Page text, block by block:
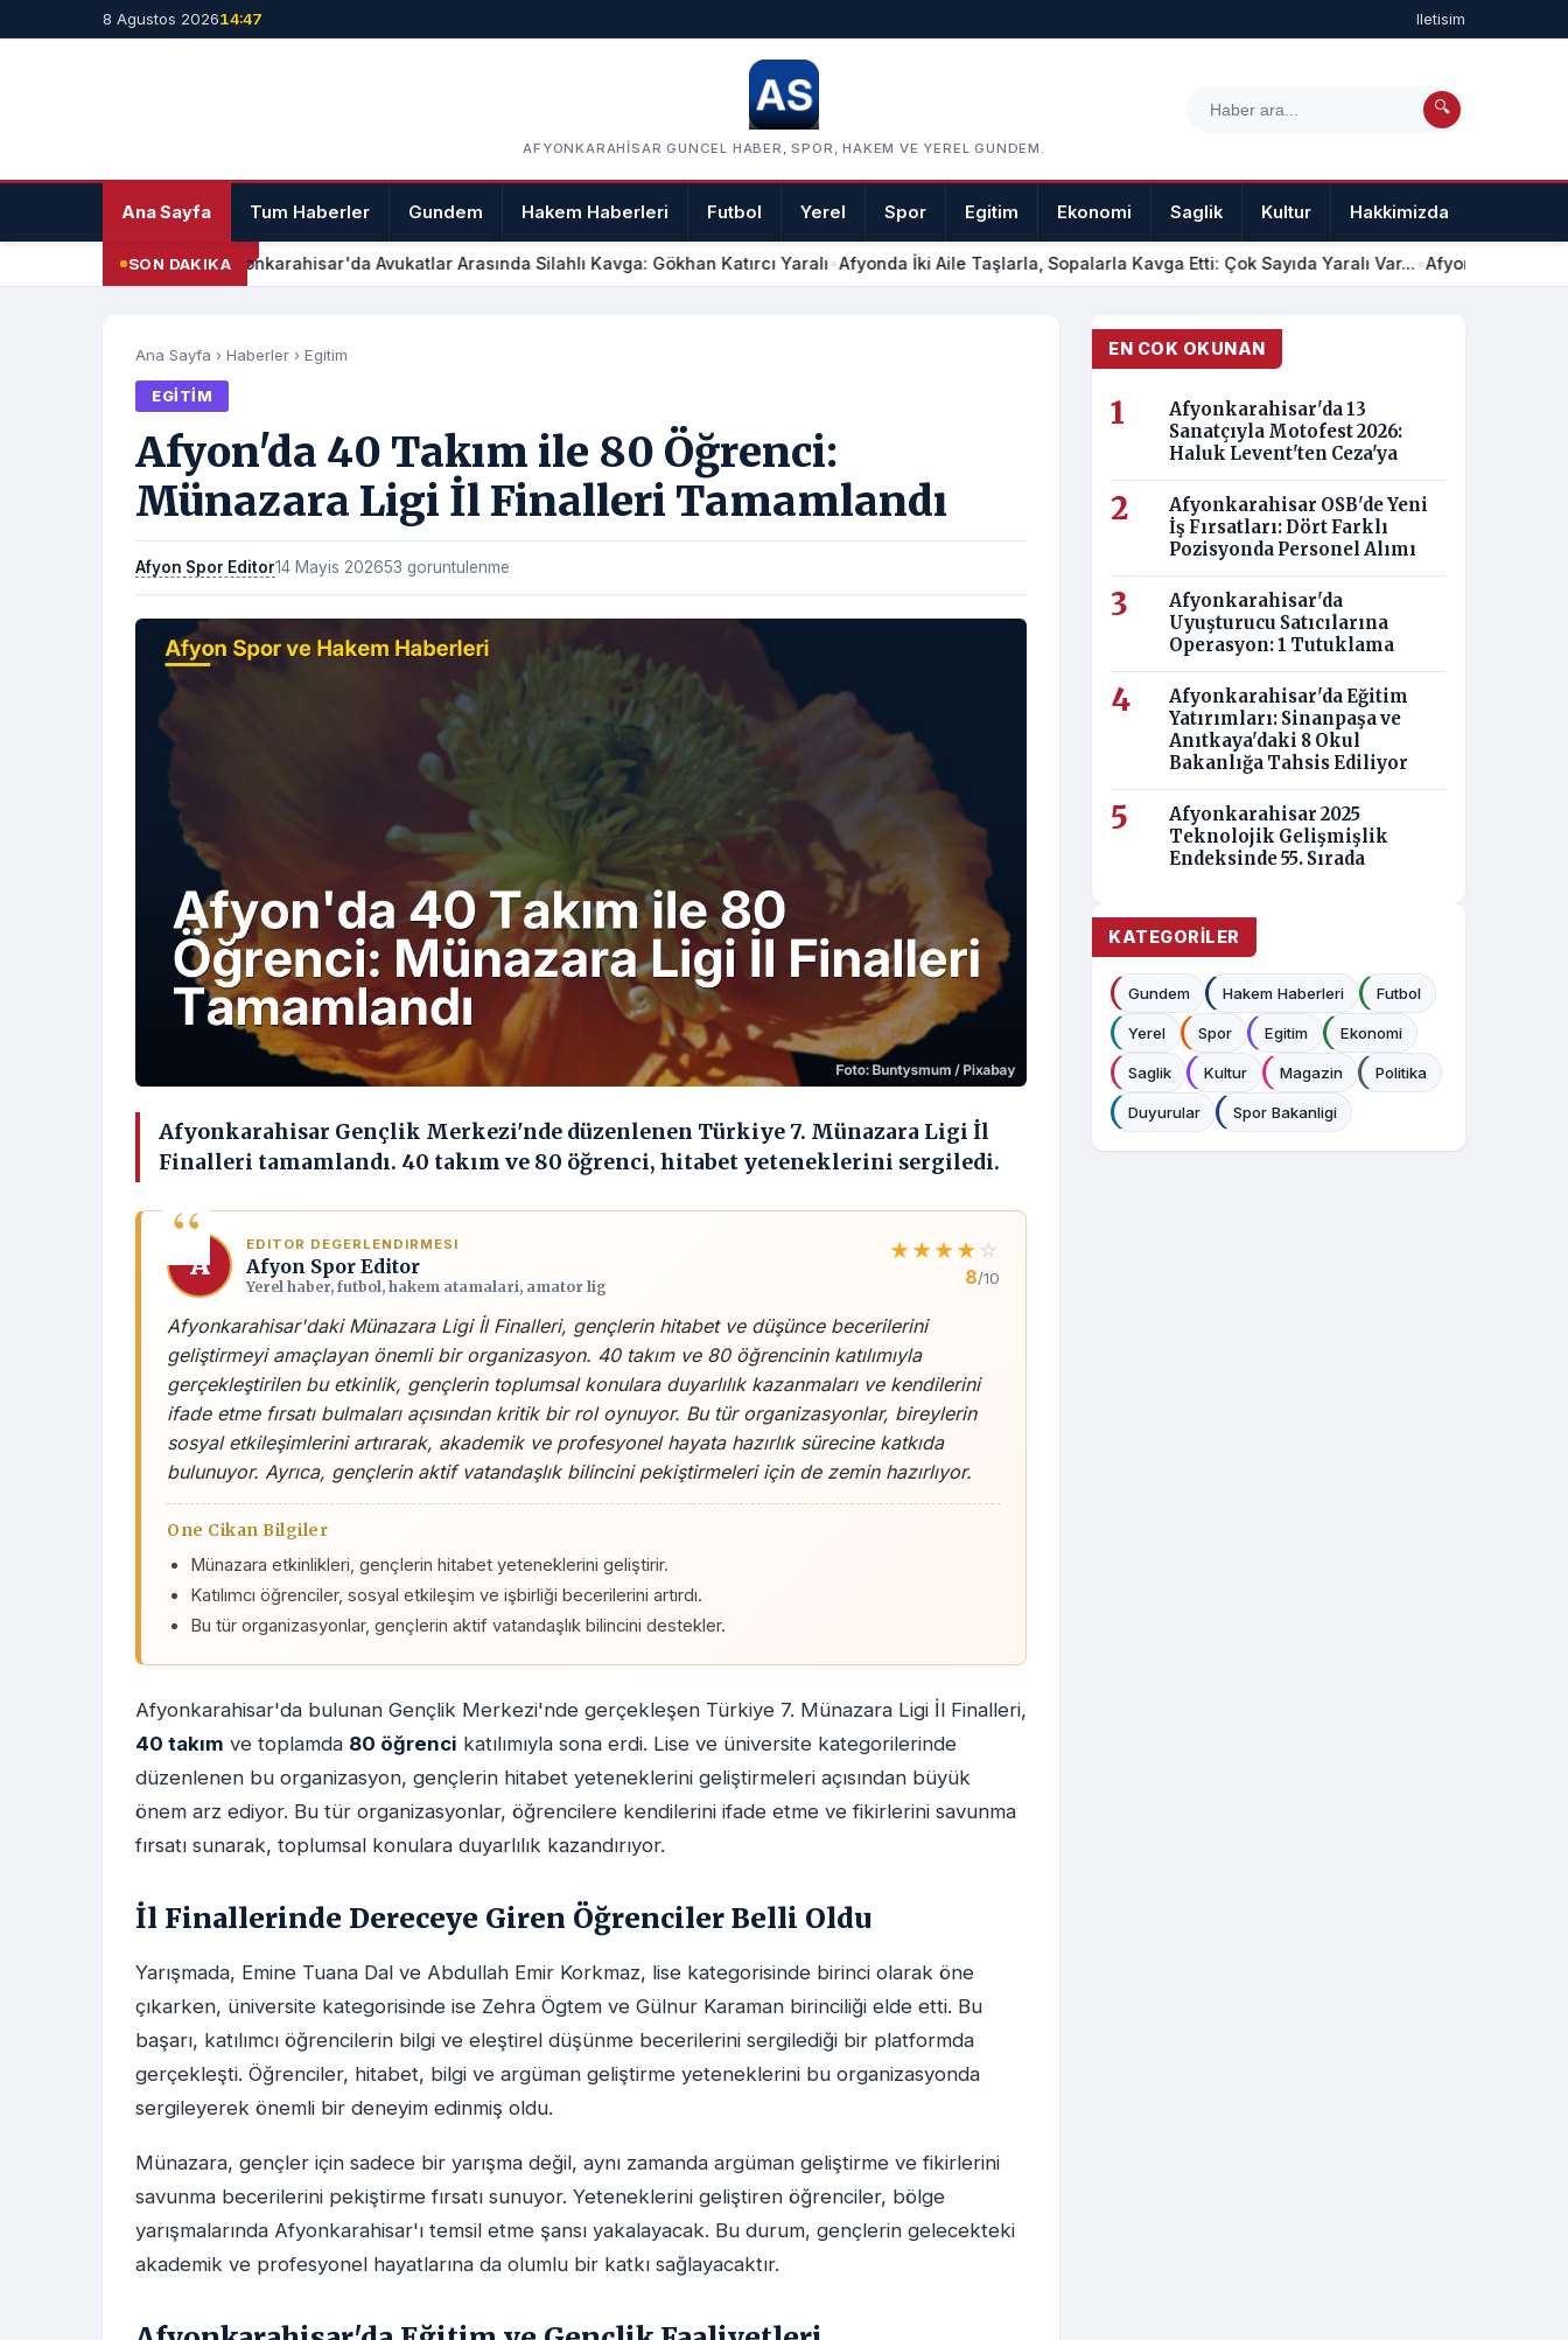
8 Agustos 202614:47 Iletisim
AFYONKARAHISAR GUNCEL HABER, SPOR, HAKEM VE YEREL GUNDEM.
🔍
Ana Sayfa Tum Haberler Gundem Hakem Haberleri Futbol Yerel Spor Egitim Ekonomi Saglik Kultur Hakkimizda
SON DAKIKAAfyonkarahisar'da Avukatlar Arasında Silahlı Kavga: Gökhan Katırcı Yaralı•Afyonda İki Aile Taşlarla, Sopalarla Kavga Etti: Çok Sayıda Yaralı Var...•Afyon Işıklar'da 4
Ana Sayfa › Haberler › Egitim
EGITIM
Afyon'da 40 Takım ile 80 Öğrenci:
Münazara Ligi İl Finalleri Tamamlandı
Afyon Spor Editor14 Mayis 202653 goruntulenme
Afyonkarahisar Gençlik Merkezi'nde düzenlenen Türkiye 7. Münazara Ligi İl
Finalleri tamamlandı. 40 takım ve 80 öğrenci, hitabet yeteneklerini sergiledi.
A
EDITOR DEGERLENDIRMESI
Afyon Spor Editor
Yerel haber, futbol, hakem atamalari, amator lig
★★★★ ☆
8/10
Afyonkarahisar'daki Münazara Ligi İl Finalleri, gençlerin hitabet ve düşünce becerilerini
geliştirmeyi amaçlayan önemli bir organizasyon. 40 takım ve 80 öğrencinin katılımıyla
gerçekleştirilen bu etkinlik, gençlerin toplumsal konulara duyarlılık kazanmaları ve kendilerini
ifade etme fırsatı bulmaları açısından kritik bir rol oynuyor. Bu tür organizasyonlar, bireylerin
sosyal etkileşimlerini artırarak, akademik ve profesyonel hayata hazırlık sürecine katkıda
bulunuyor. Ayrıca, gençlerin aktif vatandaşlık bilincini pekiştirmeleri için de zemin hazırlıyor.
One Cikan Bilgiler
Münazara etkinlikleri, gençlerin hitabet yeteneklerini geliştirir.
Katılımcı öğrenciler, sosyal etkileşim ve işbirliği becerilerini artırdı.
Bu tür organizasyonlar, gençlerin aktif vatandaşlık bilincini destekler.
Afyonkarahisar'da bulunan Gençlik Merkezi'nde gerçekleşen Türkiye 7. Münazara Ligi İl Finalleri,
40 takım ve toplamda 80 öğrenci katılımıyla sona erdi. Lise ve üniversite kategorilerinde
düzenlenen bu organizasyon, gençlerin hitabet yeteneklerini geliştirmeleri açısından büyük
önem arz ediyor. Bu tür organizasyonlar, öğrencilere kendilerini ifade etme ve fikirlerini savunma
fırsatı sunarak, toplumsal konulara duyarlılık kazandırıyor.
İl Finallerinde Dereceye Giren Öğrenciler Belli Oldu
Yarışmada, Emine Tuana Dal ve Abdullah Emir Korkmaz, lise kategorisinde birinci olarak öne
çıkarken, üniversite kategorisinde ise Zehra Ögtem ve Gülnur Karaman birinciliği elde etti. Bu
başarı, katılımcı öğrencilerin bilgi ve eleştirel düşünme becerilerini sergilediği bir platformda
gerçekleşti. Öğrenciler, hitabet, bilgi ve argüman geliştirme yeteneklerini bu organizasyonda
sergileyerek önemli bir deneyim edinmiş oldu.
Münazara, gençler için sadece bir yarışma değil, aynı zamanda argüman geliştirme ve fikirlerini
savunma becerilerini pekiştirme fırsatı sunuyor. Yeteneklerini geliştiren öğrenciler, bölge
yarışmalarında Afyonkarahisar'ı temsil etme şansı yakalayacak. Bu durum, gençlerin gelecekteki
akademik ve profesyonel hayatlarına da olumlu bir katkı sağlayacaktır.
EN COK OKUNAN
Afyonkarahisar'da 13
Sanatçıyla Motofest 2026:
Haluk Levent'ten Ceza'ya
Afyonkarahisar OSB'de Yeni
İş Fırsatları: Dört Farklı
Pozisyonda Personel Alımı
Afyonkarahisar'da
Uyuşturucu Satıcılarına
Operasyon: 1 Tutuklama
Afyonkarahisar'da Eğitim
Yatırımları: Sinanpaşa ve
Anıtkaya'daki 8 Okul
Bakanlığa Tahsis Ediliyor
Afyonkarahisar 2025
Teknolojik Gelişmişlik
Endeksinde 55. Sırada
KATEGORILER
Gundem Hakem Haberleri Futbol
Yerel Spor Egitim Ekonomi
Saglik Kultur Magazin Politika
Duyurular Spor Bakanligi